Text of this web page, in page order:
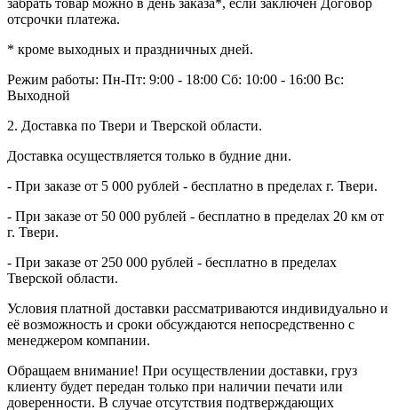
отсрочки платежа.
* кроме выходных и праздничных дней.
Режим работы: Пн-Пт: 9:00 - 18:00 Сб: 10:00 - 16:00 Вс:
Выходной
2. Доставка по Твери и Тверской области.
Доставка осуществляется только в будние дни.
- При заказе от 5 000 рублей - бесплатно в пределах г. Твери.
- При заказе от 50 000 рублей - бесплатно в пределах 20 км от
г. Твери.
- При заказе от 250 000 рублей - бесплатно в пределах
Тверской области.
Условия платной доставки рассматриваются индивидуально и
её возможность и сроки обсуждаются непосредственно с
менеджером компании.
Обращаем внимание! При осуществлении доставки, груз
клиенту будет передан только при наличии печати или
доверенности. В случае отсутствия подтверждающих